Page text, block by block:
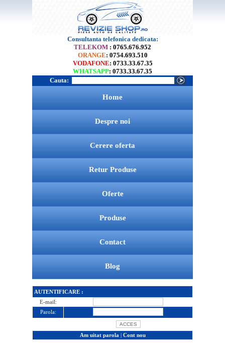
Consultanta telefonica dedicata:
TELEKOM : 0765.676.952
ORANGE: 0754.693.510
VODAFONE: 0733.33.67.35
WHATSAPP: 0733.33.67.35
Cauta:
Home
Despre noi
Cerere oferta
Retur Produse
Oferte
Produse
Contact
Blog
AUTENTIFICARE :
E-mail:
Parola:
Am uitat parola | Cont nou